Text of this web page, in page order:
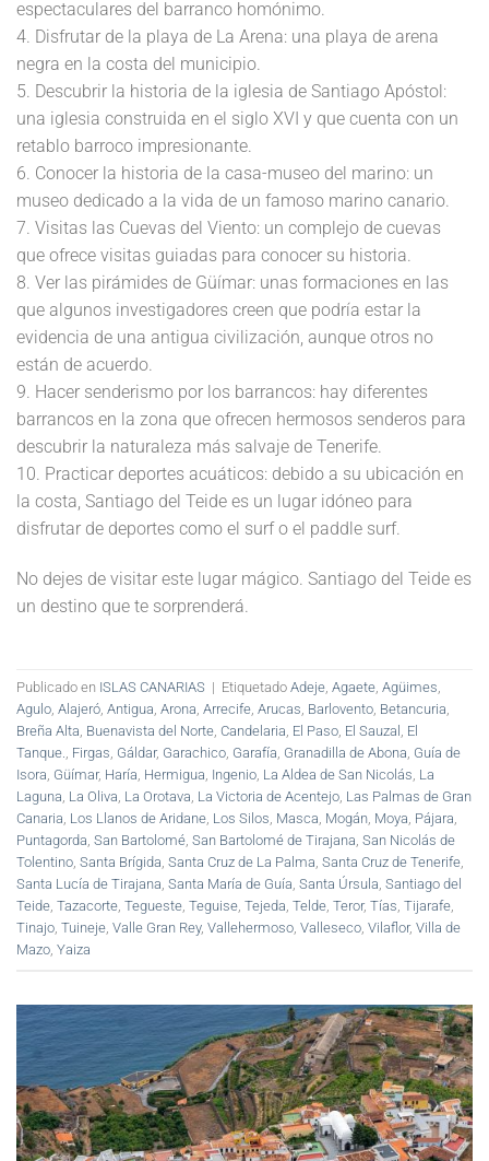
espectaculares del barranco homónimo.
4. Disfrutar de la playa de La Arena: una playa de arena
negra en la costa del municipio.
5. Descubrir la historia de la iglesia de Santiago Apóstol:
una iglesia construida en el siglo XVI y que cuenta con un
retablo barroco impresionante.
6. Conocer la historia de la casa-museo del marino: un
museo dedicado a la vida de un famoso marino canario.
7. Visitas las Cuevas del Viento: un complejo de cuevas
que ofrece visitas guiadas para conocer su historia.
8. Ver las pirámides de Güímar: unas formaciones en las
que algunos investigadores creen que podría estar la
evidencia de una antigua civilización, aunque otros no
están de acuerdo.
9. Hacer senderismo por los barrancos: hay diferentes
barrancos en la zona que ofrecen hermosos senderos para
descubrir la naturaleza más salvaje de Tenerife.
10. Practicar deportes acuáticos: debido a su ubicación en
la costa, Santiago del Teide es un lugar idóneo para
disfrutar de deportes como el surf o el paddle surf.
No dejes de visitar este lugar mágico. Santiago del Teide es
un destino que te sorprenderá.
Publicado en ISLAS CANARIAS | Etiquetado Adeje, Agaete, Agüimes,
Agulo, Alajeró, Antigua, Arona, Arrecife, Arucas, Barlovento, Betancuria,
Breña Alta, Buenavista del Norte, Candelaria, El Paso, El Sauzal , El
Tanque., Firgas, Gáldar, Garachico, Garafía, Granadilla de Abona, Guía de
Isora, Güímar, Haría, Hermigua, Ingenio, La Aldea de San Nicolás, La
Laguna, La Oliva, La Orotava, La Victoria de Acentejo, Las Palmas de Gran
Canaria, Los Llanos de Aridane, Los Silos, Masca, Mogán, Moya, Pájara,
Puntagorda, San Bartolomé, San Bartolomé de Tirajana, San Nicolás de
Tolentino, Santa Brígida, Santa Cruz de La Palma, Santa Cruz de Tenerife,
Santa Lucía de Tirajana, Santa María de Guía, Santa Úrsula, Santiago del
Teide, Tazacorte, Tegueste, Teguise, Tejeda, Telde, Teror, Tías, Tijarafe,
Tinajo, Tuineje, Valle Gran Rey, Vallehermoso, Valleseco, Vilaflor, Villa de
Mazo, Yaiza